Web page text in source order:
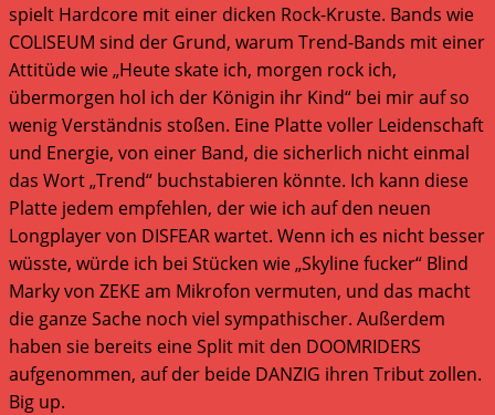
spielt Hardcore mit einer dicken Rock-Kruste. Bands wie
COLISEUM sind der Grund, warum Trend-Bands mit einer
Attitüde wie „Heute skate ich, morgen rock ich,
übermorgen hol ich der Königin ihr Kind“ bei mir auf so
wenig Verständnis stoßen. Eine Platte voller Leidenschaft
und Energie, von einer Band, die sicherlich nicht einmal
das Wort „Trend“ buchstabieren könnte. Ich kann diese
Platte jedem empfehlen, der wie ich auf den neuen
Longplayer von DISFEAR wartet. Wenn ich es nicht besser
wüsste, würde ich bei Stücken wie „Skyline fucker“ Blind
Marky von ZEKE am Mikrofon vermuten, und das macht
die ganze Sache noch viel sympathischer. Außerdem
haben sie bereits eine Split mit den DOOMRIDERS
aufgenommen, auf der beide DANZIG ihren Tribut zollen.
Big up.